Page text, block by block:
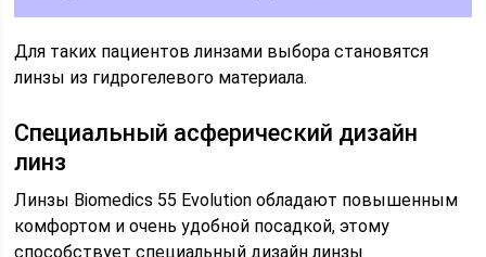
Для таких пациентов линзами выбора становятся
линзы из гидрогелевого материала.
Специальный асферический дизайн
линз
Линзы Biomedics 55 Evolution обладают повышенным
комфортом и очень удобной посадкой, этому
способствует специальный дизайн линзы